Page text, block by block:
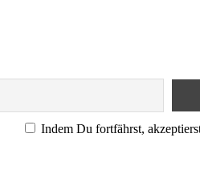
Indem Du fortfährst,